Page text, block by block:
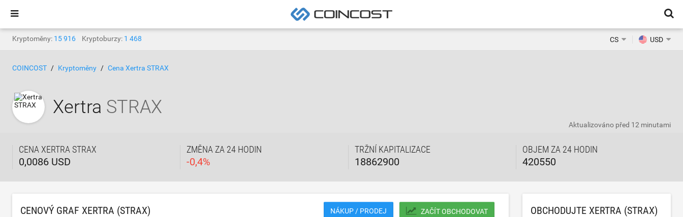
Kryptoměny: 15 916 Kryptoburzy: 1 468 CS USD
COINCOST Kryptoměny Cena Xertra STRAX
Xertra STRAX
CENA XERTRA STRAX
0,0086 USD
ZMĚNA ZA 24 HODIN
-0,4%
TRŽNÍ KAPITALIZACE
18862900
OBJEM ZA 24 HODIN
420550
Aktualizováno před 12 minutami
CENOVÝ GRAF XERTRA (STRAX) NÁKUP / PRODEJ ZAČÍT OBCHODOVAT OBCHODUJTE XERTRA (STRAX)